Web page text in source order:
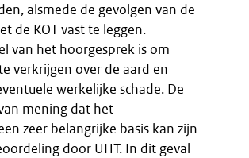
alsmede de gevolgen van de
de KOT vast te leggen.
van het hoorgesprek is om
verkrijgen over de aard en
werkelijke schade. De
mening dat het
zeer belangrijke basis kan zijn
door UHT. In dit geval